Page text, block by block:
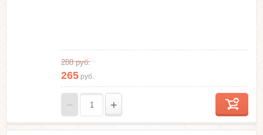
288руб.
265 руб.
− +